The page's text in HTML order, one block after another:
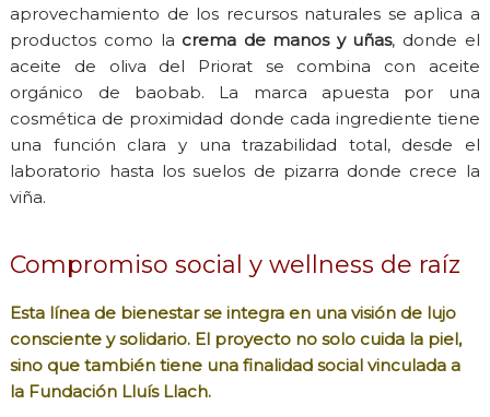
aprovechamiento de los recursos naturales se aplica a
productos como la crema de manos y uñas, donde el
aceite de oliva del Priorat se combina con aceite
orgánico de baobab. La marca apuesta por una
cosmética de proximidad donde cada ingrediente tiene
una función clara y una trazabilidad total, desde el
laboratorio hasta los suelos de pizarra donde crece la
viña.
Compromiso social y wellness de raíz
Esta línea de bienestar se integra en una visión de lujo
consciente y solidario. El proyecto no solo cuida la piel,
sino que también tiene una finalidad social vinculada a
la Fundación Lluís Llach.